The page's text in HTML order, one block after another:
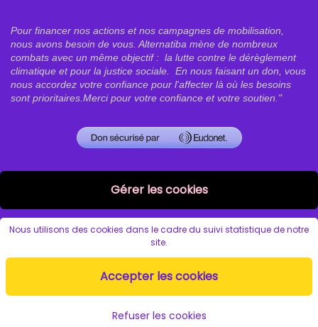
Pour financer nos actions et nos campagnes de mobilisation,
nous avons besoin de vous. Alternatiba mène de nombreux
combats avec un même objectif :  la lutte contre le dérèglement
climatique et pour la justice sociale.  En nous faisant un don, vous
nous accordez votre confiance pour l'affecter là où les besoins
sont prioritaires. Merci pour votre confiance et votre soutien."
Gérer les cookies
Nous utilisons des cookies dans le cadre du suivi statistique de notre
site.
Accepter les cookies
Refuser les cookies